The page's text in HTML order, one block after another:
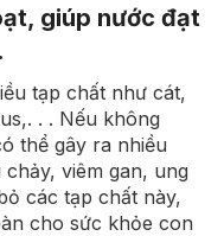
giúp nước đạt
tạp chất như cát,
. . Nếu không
thể gây ra nhiều
viêm gan, ung
các tạp chất này,
cho sức khỏe con